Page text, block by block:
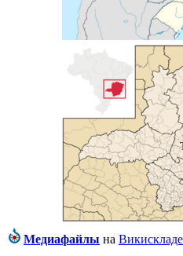
Медиафайлы на Викискладе